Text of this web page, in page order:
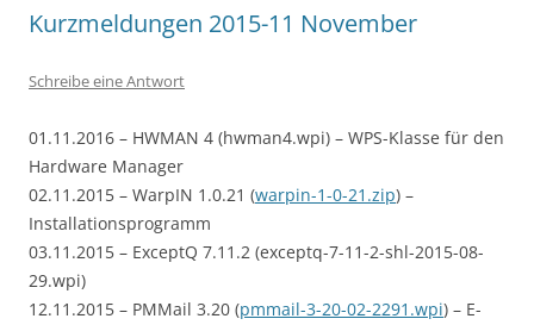
Kurzmeldungen 2015-11 November
Schreibe eine Antwort
01.11.2016 – HWMAN 4 (hwman4.wpi) – WPS-Klasse für den
Hardware Manager
02.11.2015 – WarpIN 1.0.21 (warpin-1-0-21.zip) –
Installationsprogramm
03.11.2015 – ExceptQ 7.11.2 (exceptq-7-11-2-shl-2015-08-
29.wpi)
12.11.2015 – PMMail 3.20 (pmmail-3-20-02-2291.wpi) – E-